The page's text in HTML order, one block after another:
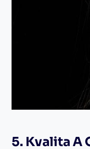
5. Kvalita A